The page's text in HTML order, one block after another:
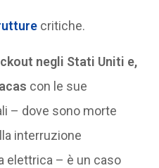
critiche.
negli Stati Uniti e,
con le sue
– dove sono morte
interruzione
elettrica – è un caso